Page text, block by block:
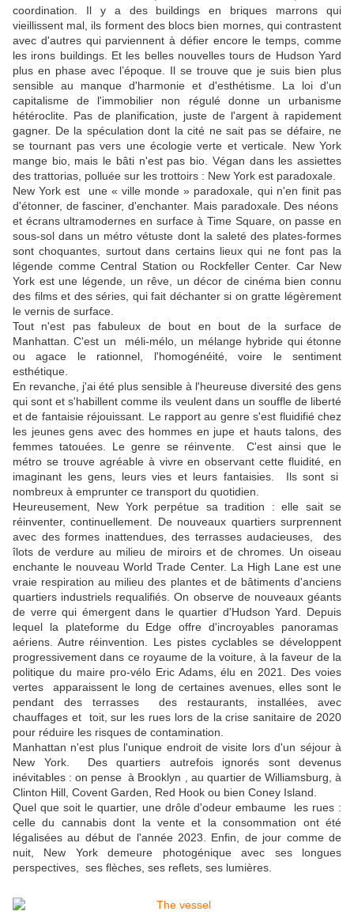
coordination. Il y a des buildings en briques marrons qui
vieillissent mal, ils forment des blocs bien mornes, qui contrastent
avec d'autres qui parviennent à défier encore le temps, comme
les irons buildings. Et les belles nouvelles tours de Hudson Yard
plus en phase avec l’époque. Il se trouve que je suis bien plus
sensible au manque d'harmonie et d'esthétisme. La loi d'un
capitalisme de l'immobilier non régulé donne un urbanisme
hétéroclite. Pas de planification, juste de l'argent à rapidement
gagner. De la spéculation dont la cité ne sait pas se défaire, ne
se tournant pas vers une écologie verte et verticale. New York
mange bio, mais le bâti n'est pas bio. Végan dans les assiettes
des trattorias, polluée sur les trottoirs : New York est paradoxale.
New York est une « ville monde » paradoxale, qui n'en finit pas
d'étonner, de fasciner, d'enchanter. Mais paradoxale. Des néons
et écrans ultramodernes en surface à Time Square, on passe en
sous-sol dans un métro vétuste dont la saleté des plates-formes
sont choquantes, surtout dans certains lieux qui ne font pas la
légende comme Central Station ou Rockfeller Center. Car New
York est une légende, un rêve, un décor de cinéma bien connu
des films et des séries, qui fait déchanter si on gratte légèrement
le vernis de surface.
Tout n'est pas fabuleux de bout en bout de la surface de
Manhattan. C'est un méli-mélo, un mélange hybride qui étonne
ou agace le rationnel, l'homogénéité, voire le sentiment
esthétique.
En revanche, j'ai été plus sensible à l'heureuse diversité des gens
qui sont et s'habillent comme ils veulent dans un souffle de liberté
et de fantaisie réjouissant. Le rapport au genre s'est fluidifié chez
les jeunes gens avec des hommes en jupe et hauts talons, des
femmes tatouées. Le genre se réinvente. C'est ainsi que le
métro se trouve agréable à vivre en observant cette fluidité, en
imaginant les gens, leurs vies et leurs fantaisies. Ils sont si
nombreux à emprunter ce transport du quotidien.
Heureusement, New York perpétue sa tradition : elle sait se
réinventer, continuellement. De nouveaux quartiers surprennent
avec des formes inattendues, des terrasses audacieuses, des
îlots de verdure au milieu de miroirs et de chromes. Un oiseau
enchante le nouveau World Trade Center. La High Lane est une
vraie respiration au milieu des plantes et de bâtiments d'anciens
quartiers industriels requalifiés. On observe de nouveaux géants
de verre qui émergent dans le quartier d'Hudson Yard. Depuis
lequel la plateforme du Edge offre d'incroyables panoramas
aériens. Autre réinvention. Les pistes cyclables se développent
progressivement dans ce royaume de la voiture, à la faveur de la
politique du maire pro-vélo Eric Adams, élu en 2021. Des voies
vertes apparaissent le long de certaines avenues, elles sont le
pendant des terrasses des restaurants, installées, avec
chauffages et toit, sur les rues lors de la crise sanitaire de 2020
pour réduire les risques de contamination.
Manhattan n'est plus l'unique endroit de visite lors d'un séjour à
New York. Des quartiers autrefois ignorés sont devenus
inévitables : on pense à Brooklyn , au quartier de Williamsburg, à
Clinton Hill, Covent Garden, Red Hook ou bien Coney Island.
Quel que soit le quartier, une drôle d'odeur embaume les rues :
celle du cannabis dont la vente et la consommation ont été
légalisées au début de l'année 2023. Enfin, de jour comme de
nuit, New York demeure photogénique avec ses longues
perspectives, ses flèches, ses reflets, ses lumières.